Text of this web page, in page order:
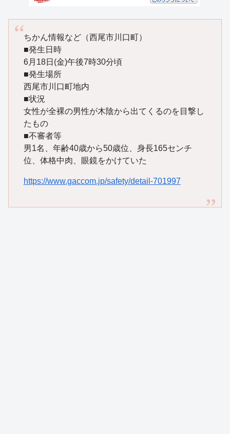
ちかん情報など（西尾市川口町）
■発生日時
6月18日(金)午後7時30分頃
■発生場所
西尾市川口町地内
■状況
女性が全裸の男性が木陰から出てくるのを目撃し
たもの
■不審者等
男1名、年齢40歳から50歳位、身長165センチ
位、体格中肉、眼鏡をかけていた
https://www.gaccom.jp/safety/detail-701997